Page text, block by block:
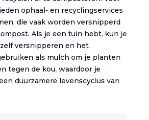
ophaal- en recyclingservices
die vaak worden versnipperd
Als je een tuin hebt, kun je
versnipperen en het
als mulch om je planten
tegen de kou, waardoor je
duurzamere levenscyclus van